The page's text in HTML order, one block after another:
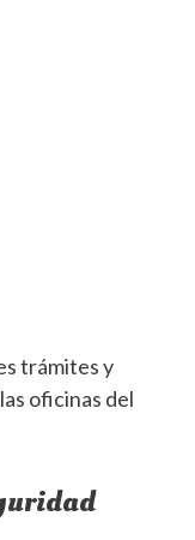
trámites y
oficinas del